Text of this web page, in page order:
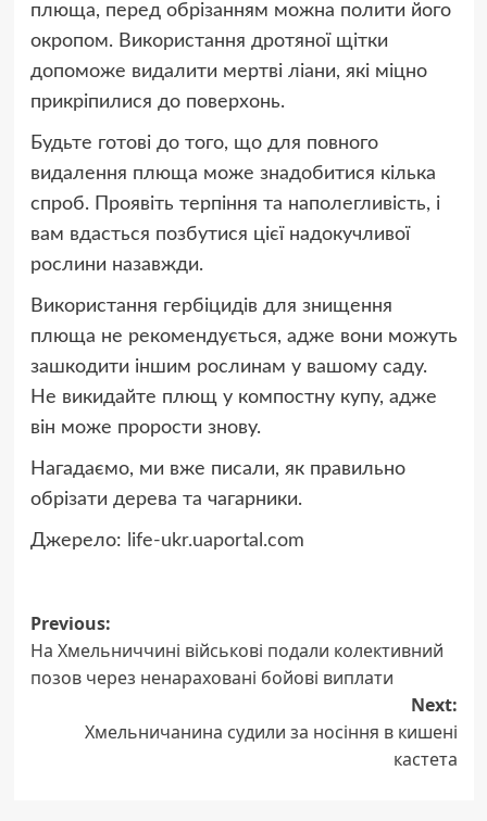
плюща, перед обрізанням можна полити його
окропом. Використання дротяної щітки
допоможе видалити мертві ліани, які міцно
прикріпилися до поверхонь.
Будьте готові до того, що для повного
видалення плюща може знадобитися кілька
спроб. Проявіть терпіння та наполегливість, і
вам вдасться позбутися цієї надокучливої
рослини назавжди.
Використання гербіцидів для знищення
плюща не рекомендується, адже вони можуть
зашкодити іншим рослинам у вашому саду.
Не викидайте плющ у компостну купу, адже
він може прорости знову.
Нагадаємо, ми вже писали, як правильно
обрізати дерева та чагарники.
Джерело: life-ukr.uaportal.com
Post
navigation
Previous:
На Хмельниччині військові подали колективний
позов через ненараховані бойові виплати
Next:
Хмельничанина судили за носіння в кишені
кастета